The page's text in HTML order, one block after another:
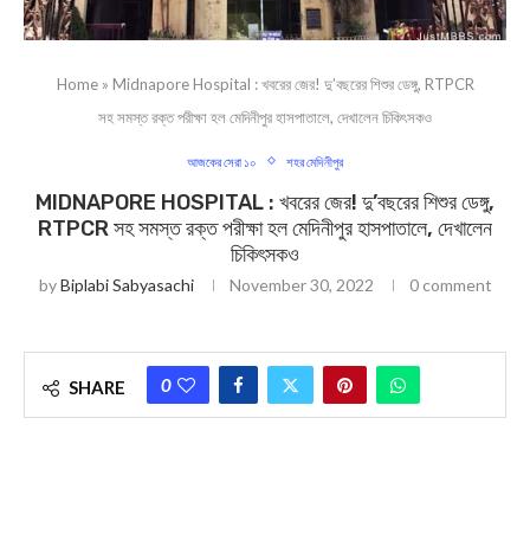
Home» Midnapore Hospital : খবরের জের! দু’বছরের শিশুর ডেঙ্গু, RTPCR
সহ সমস্ত রক্ত পরীক্ষা হল মেদিনীপুর হাসপাতালে, দেখালেন চিকিৎসকও
আজকের সেরা ১০ শহর মেদিনীপুর
MIDNAPORE HOSPITAL : খবরের জের! দু’বছরের শিশুর ডেঙ্গু,
RTPCR সহ সমস্ত রক্ত পরীক্ষা হল মেদিনীপুর হাসপাতালে, দেখালেন
চিকিৎসকও
byBiplabi Sabyasachi November 30, 2022 0 comment
SHARE 0